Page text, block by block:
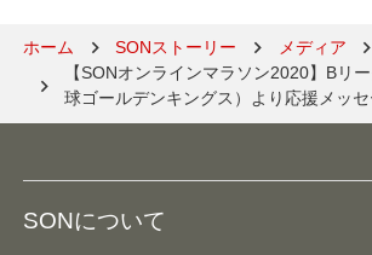
ホーム SONストーリー メディア
【SONオンラインマラソン2020】Bリ
球ゴールデンキングス）より応援メッ
SONについて